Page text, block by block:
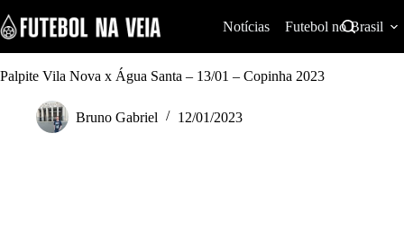
k
i
p
t
Notícias Futebol no Brasil
Palpite Vila Nova x Água Santa – 13/01 – Copinha 2023
Bruno Gabriel 12/01/2023